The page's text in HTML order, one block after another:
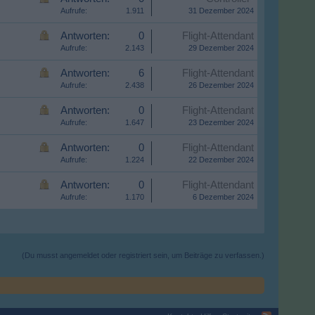
Aufrufe: 1.911 31 Dezember 2024
Antworten: 0
Aufrufe: 2.143
Flight-Attendant
29 Dezember 2024
Antworten: 6
Aufrufe: 2.438
Flight-Attendant
26 Dezember 2024
Antworten: 0
Aufrufe: 1.647
Flight-Attendant
23 Dezember 2024
Antworten: 0
Aufrufe: 1.224
Flight-Attendant
22 Dezember 2024
Antworten: 0
Aufrufe: 1.170
Flight-Attendant
6 Dezember 2024
(Du musst angemeldet oder registriert sein, um Beiträge zu verfassen.)